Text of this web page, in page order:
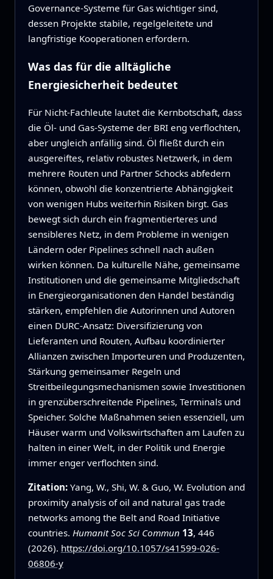
Governance‑Systeme für Gas wichtiger sind,
dessen Projekte stabile, regelgeleitete und
langfristige Kooperationen erfordern.
Was das für die alltägliche
Energiesicherheit bedeutet
Für Nicht‑Fachleute lautet die Kernbotschaft, dass
die Öl‑ und Gas‑Systeme der BRI eng verflochten,
aber ungleich anfällig sind. Öl fließt durch ein
ausgereiftes, relativ robustes Netzwerk, in dem
mehrere Routen und Partner Schocks abfedern
können, obwohl die konzentrierte Abhängigkeit
von wenigen Hubs weiterhin Risiken birgt. Gas
bewegt sich durch ein fragmentierteres und
sensibleres Netz, in dem Probleme in wenigen
Ländern oder Pipelines schnell nach außen
wirken können. Da kulturelle Nähe, gemeinsame
Institutionen und die gemeinsame Mitgliedschaft
in Energieorganisationen den Handel beständig
stärken, empfehlen die Autorinnen und Autoren
einen DURC‑Ansatz: Diversifizierung von
Lieferanten und Routen, Aufbau koordinierter
Allianzen zwischen Importeuren und Produzenten,
Stärkung gemeinsamer Regeln und
Streitbeilegungsmechanismen sowie Investitionen
in grenzüberschreitende Pipelines, Terminals und
Speicher. Solche Maßnahmen seien essenziell, um
Häuser warm und Volkswirtschaften am Laufen zu
halten in einer Welt, in der Politik und Energie
immer enger verflochten sind.
Zitation: Yang, W., Shi, W. & Guo, W. Evolution and
proximity analysis of oil and natural gas trade
networks among the Belt and Road Initiative
countries. Humanit Soc Sci Commun 13, 446
(2026). https://doi.org/10.1057/s41599-026-
06806-y